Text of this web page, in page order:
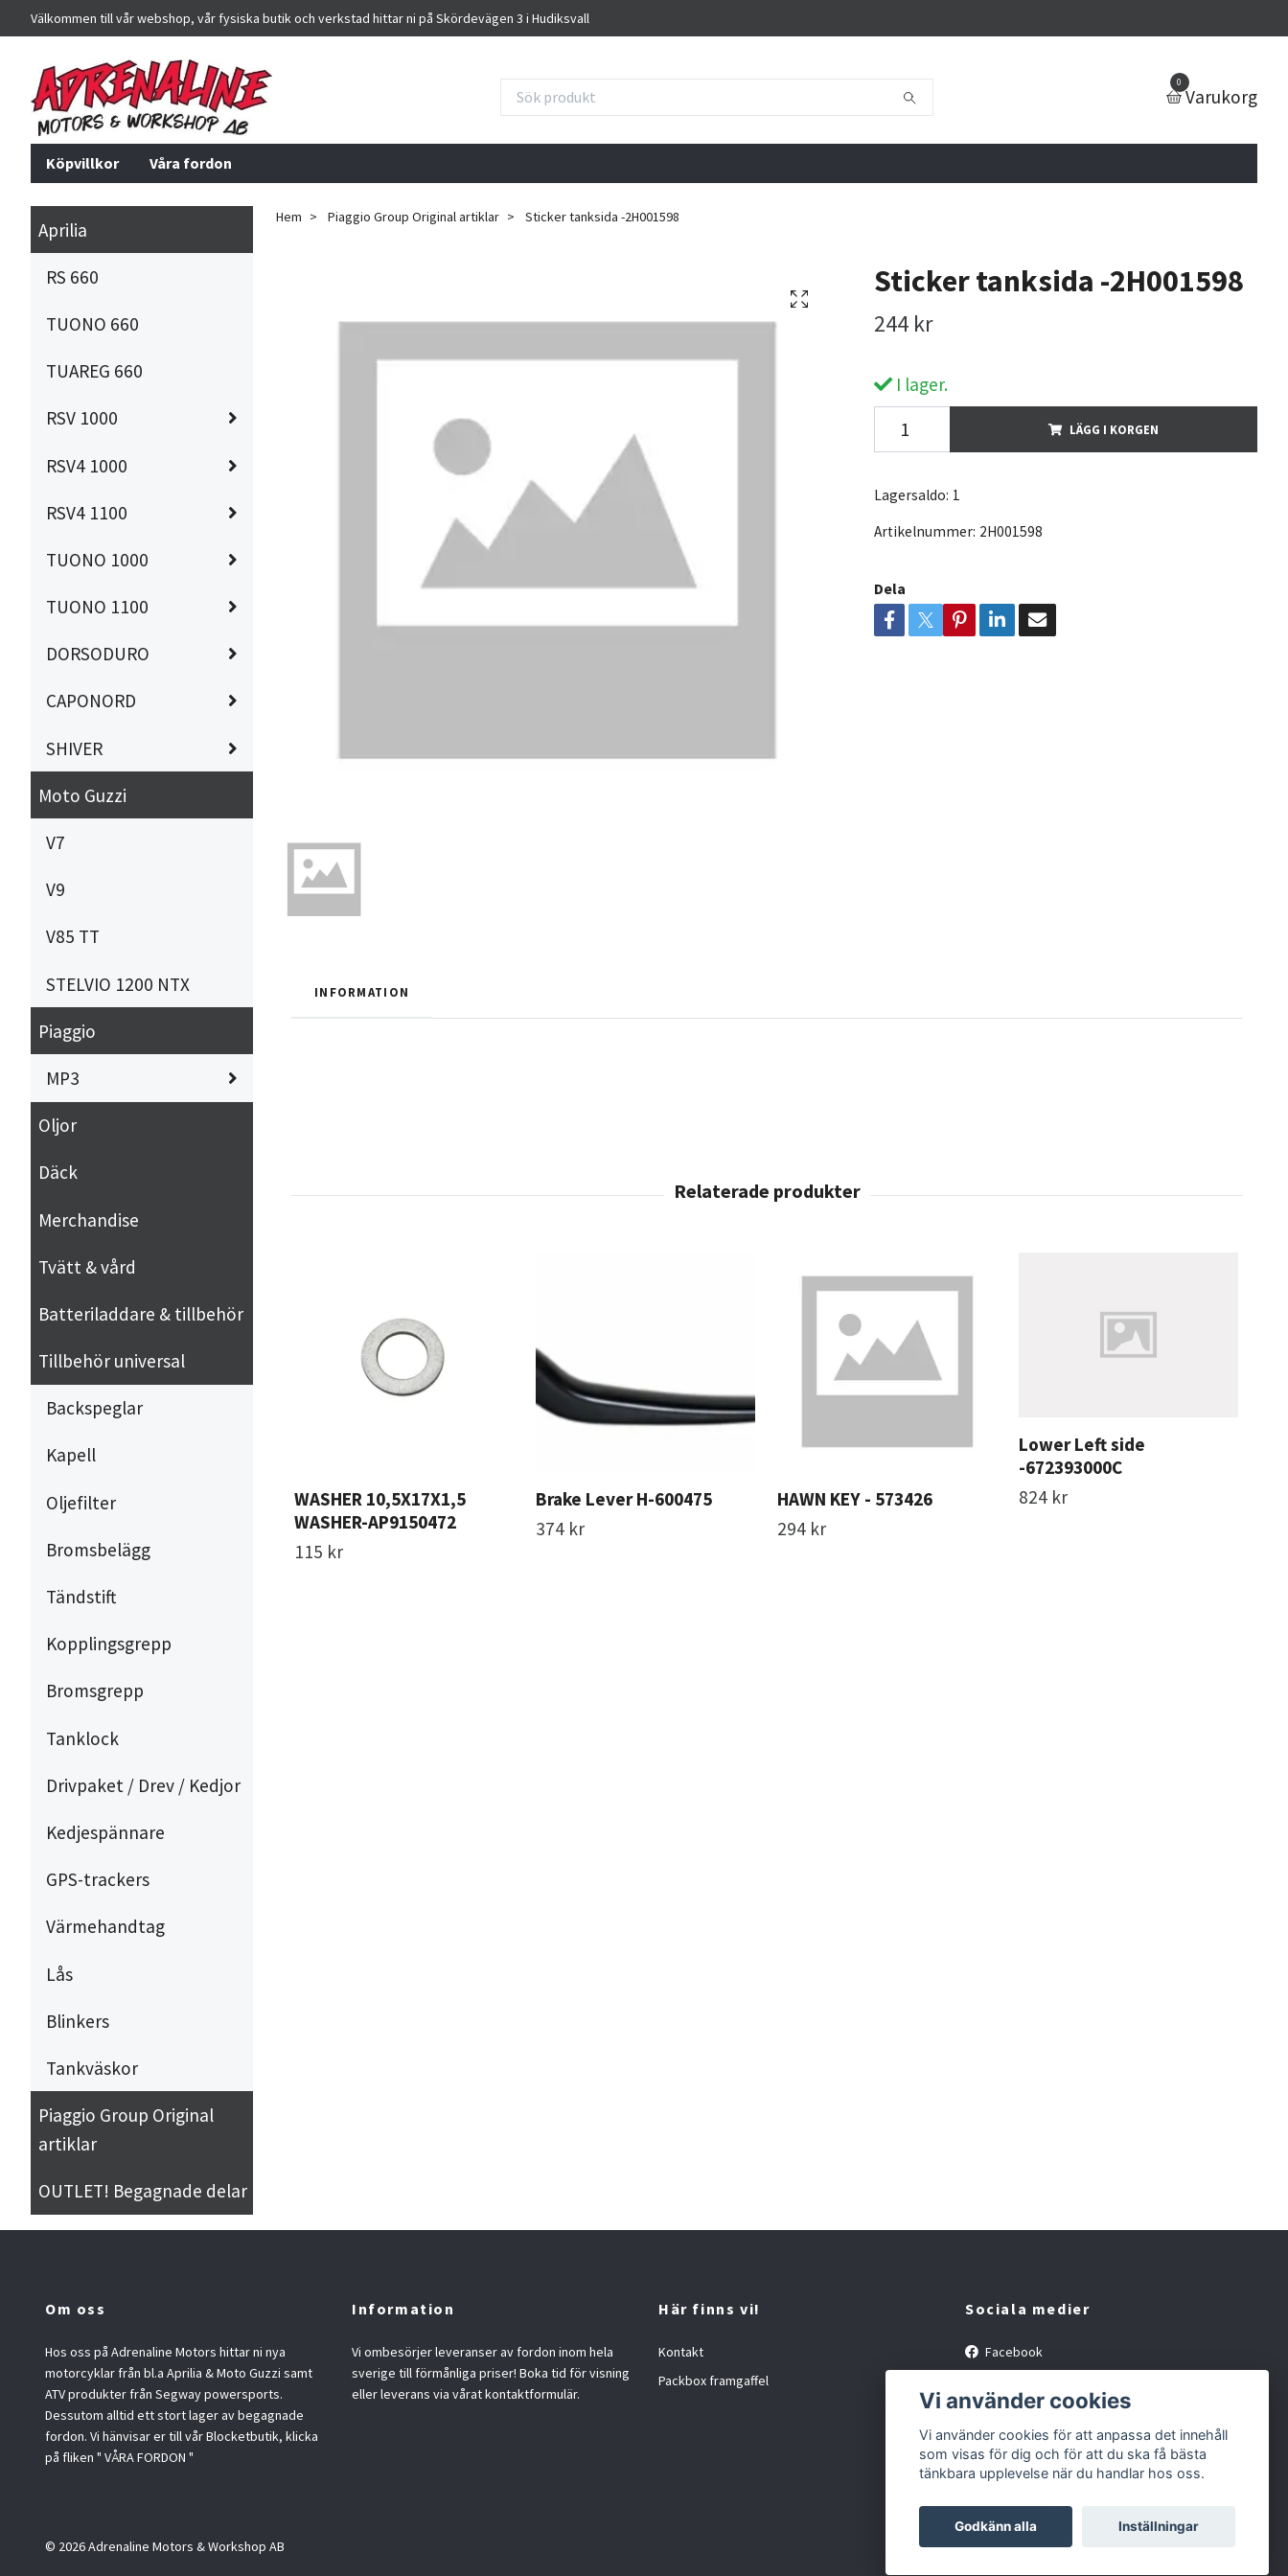
Välkommen till vår webshop, vår fysiska butik och verkstad hittar ni på Skördevägen 3 i Hudiksvall
0
Varukorg
Köpvillkor Våra fordon
Aprilia
RS 660
TUONO 660
TUAREG 660
RSV 1000
RSV4 1000
RSV4 1100
TUONO 1000
TUONO 1100
DORSODURO
CAPONORD
SHIVER
Moto Guzzi
V7
V9
V85 TT
STELVIO 1200 NTX
Piaggio
MP3
Oljor
Däck
Merchandise
Tvätt & vård
Batteriladdare & tillbehör
Tillbehör universal
Backspeglar
Kapell
Oljefilter
Bromsbelägg
Tändstift
Kopplingsgrepp
Bromsgrepp
Tanklock
Drivpaket / Drev / Kedjor
Kedjespännare
GPS-trackers
Värmehandtag
Lås
Blinkers
Tankväskor
Piaggio Group Original
artiklar
OUTLET! Begagnade delar
Hem Piaggio Group Original artiklar Sticker tanksida -2H001598
Sticker tanksida -2H001598
244 kr
I lager.
LÄGG I KORGEN
Lagersaldo: 1
Artikelnummer: 2H001598
Dela
INFORMATION
WASHER 10,5X17X1,5
WASHER-AP9150472
115 kr
Brake Lever H-600475
374 kr
HAWN KEY - 573426
294 kr
Lower Left side
-672393000C
824 kr
Om oss
Hos oss på Adrenaline Motors hittar ni nya
motorcyklar från bl.a Aprilia & Moto Guzzi samt
ATV produkter från Segway powersports.
Dessutom alltid ett stort lager av begagnade
fordon. Vi hänvisar er till vår Blocketbutik, klicka
på fliken " VÅRA FORDON "
Information
Vi ombesörjer leveranser av fordon inom hela
sverige till förmånliga priser! Boka tid för visning
eller leverans via vårat kontaktformulär.
Här finns vi!
Kontakt
Packbox framgaffel
Sociala medier
Facebook
© 2026 Adrenaline Motors & Workshop AB
Vi använder cookies
Vi använder cookies för att anpassa det innehåll
som visas för dig och för att du ska få bästa
tänkbara upplevelse när du handlar hos oss.
Godkänn alla Inställningar